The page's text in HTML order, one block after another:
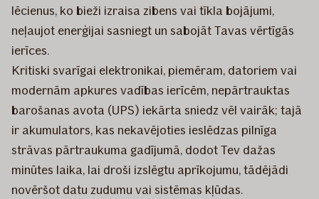
lēcienus, ko bieži izraisa zibens vai tīkla bojājumi,
neļaujot enerģijai sasniegt un sabojāt Tavas vērtīgās
ierīces.
Kritiski svarīgai elektronikai, piemēram, datoriem vai
modernām apkures vadības ierīcēm, nepārtrauktas
barošanas avota (UPS) iekārta sniedz vēl vairāk; tajā
ir akumulators, kas nekavējoties ieslēdzas pilnīga
strāvas pārtraukuma gadījumā, dodot Tev dažas
minūtes laika, lai droši izslēgtu aprīkojumu, tādējādi
novēršot datu zudumu vai sistēmas kļūdas.